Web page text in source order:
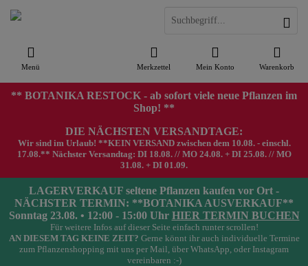
Menü Warenkorb
Merkzettel Mein Konto
** BOTANIKA RESTOCK - ab sofort viele neue Pflanzen im
Shop! **
DIE NÄCHSTEN VERSANDTAGE:
Wir sind im Urlaub! **KEIN VERSAND zwischen dem 10.08. - einschl.
17.08.** Nächster Versandtag: DI 18.08. // MO 24.08. + DI 25.08. // MO
31.08. + DI 01.09.
LAGERVERKAUF seltene Pflanzen kaufen vor Ort -
NÄCHSTER TERMIN: **BOTANIKA AUSVERKAUF**
Sonntag 23.08. • 12:00 - 15:00 Uhr HIER TERMIN BUCHEN
Für weitere Infos auf dieser Seite einfach runter scrollen!
AN DIESEM TAG KEINE ZEIT? Gerne könnt ihr auch individuelle Termine
zum Pflanzenshopping mit uns per Mail, über WhatsApp, oder Instagram
vereinbaren :-)